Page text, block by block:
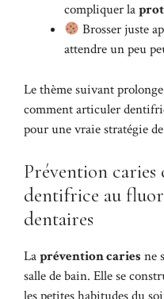
compliquer la
Brosser juste
attendre un peu
Le thème suivant
comment articuler
pour une vraie stratégie de
Prévention caries
dentifrice au
dentaires
Laprévention caries ne
salle de bain. Elle se